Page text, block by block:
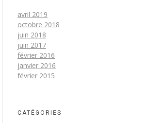
avril 2019
octobre 2018
juin 2018
juin 2017
février 2016
janvier 2016
février 2015
CATÉGORIES